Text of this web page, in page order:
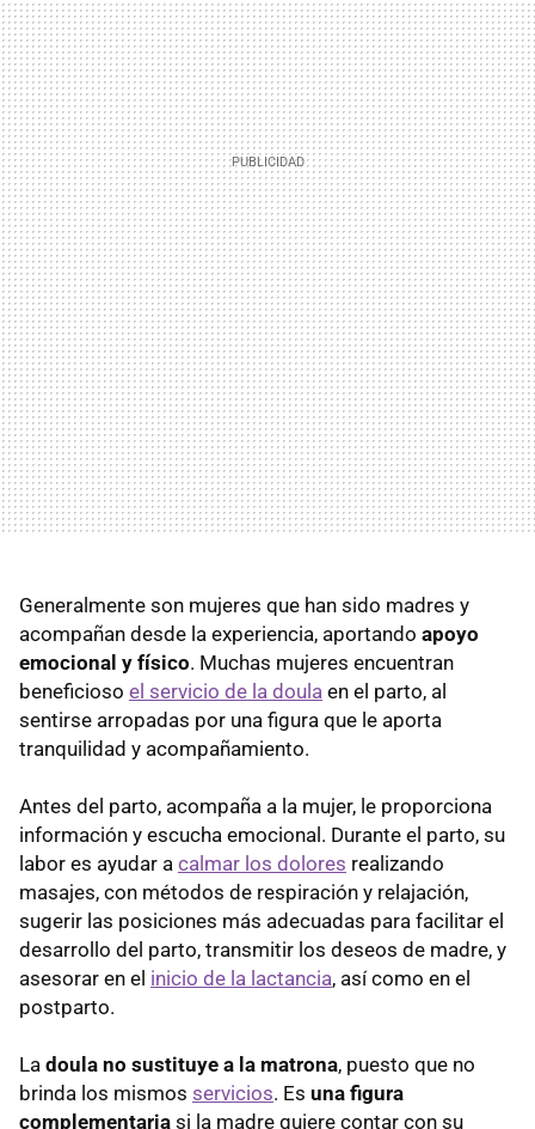
Generalmente son mujeres que han sido madres y
acompañan desde la experiencia, aportando apoyo
emocional y físico. Muchas mujeres encuentran
beneficioso el servicio de la doula en el parto, al
sentirse arropadas por una figura que le aporta
tranquilidad y acompañamiento.
Antes del parto, acompaña a la mujer, le proporciona
información y escucha emocional. Durante el parto, su
labor es ayudar a calmar los dolores realizando
masajes, con métodos de respiración y relajación,
sugerir las posiciones más adecuadas para facilitar el
desarrollo del parto, transmitir los deseos de madre, y
asesorar en el inicio de la lactancia, así como en el
postparto.
La doula no sustituye a la matrona, puesto que no
brinda los mismos servicios. Es una figura
complementaria si la madre quiere contar con su